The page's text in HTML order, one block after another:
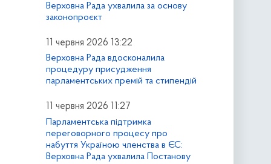
Верховна Рада ухвалила за основу
законопроєкт
11 червня 2026 13:22
Верховна Рада вдосконалила
процедуру присудження
парламентських премій та стипендій
11 червня 2026 11:27
Парламентська підтримка
переговорного процесу про
набуття Україною членства в ЄС:
Верховна Рада ухвалила Постанову